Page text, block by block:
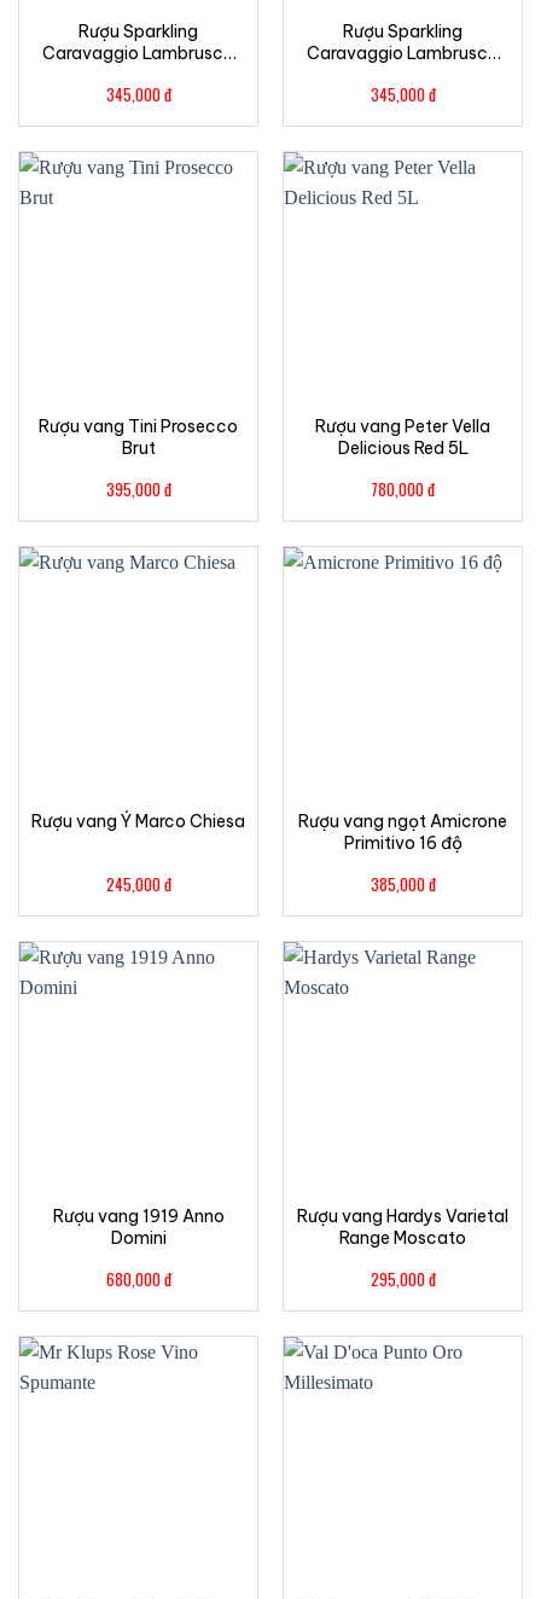
Rượu Sparkling
Caravaggio Lambrusco
345,000đ
Rượu Sparkling
Caravaggio Lambrusco
345,000đ
Rượu vang Tini Prosecco
Brut
395,000đ
Rượu vang Peter Vella
Delicious Red 5L
780,000đ
Rượu vang Ý Marco Chiesa
245,000đ
Rượu vang ngọt Amicrone
Primitivo 16 độ
385,000đ
Rượu vang 1919 Anno
Domini
680,000đ
Rượu vang Hardys Varietal
Range Moscato
295,000đ